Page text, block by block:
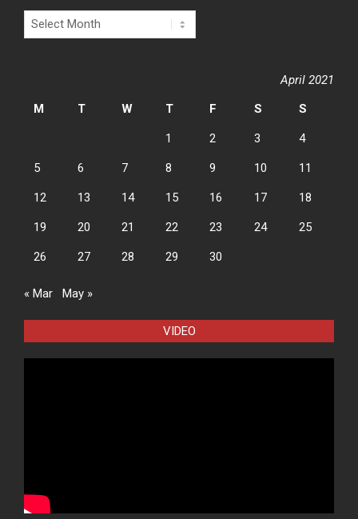
Archives
April 2021
M
T W T F S S
1 2 3 4
5 6 7 8 9 10 11
12 13 14 15 16 17 18
19 20 21 22 23 24 25
26 27 28 29 30
« Mar May »
VIDEO